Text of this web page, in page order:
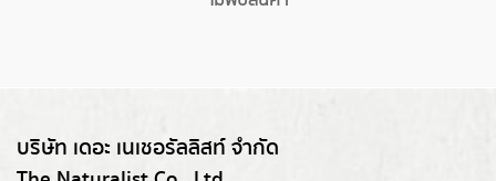
บริษัท เดอะ เนเชอรัลลิสท์ จำกัด